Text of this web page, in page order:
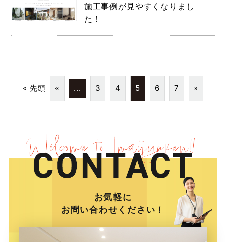
施工事例が見やすくなりまし
た！
« 先頭 « ... 3 4 5 6 7 »
お気軽に
お問い合わせください！